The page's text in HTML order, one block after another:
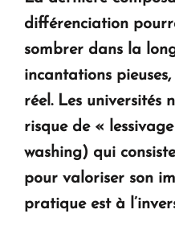
différenciation
sombrer dans la
incantations
réel. Les universités
risque de «
washing) qui
pour valoriser son
pratique est à